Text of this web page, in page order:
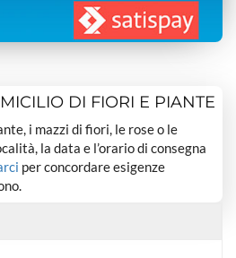
DI FIORI E PIANTE
i mazzi di fiori, le rose o le
la data e l’orario di consegna
per concordare esigenze